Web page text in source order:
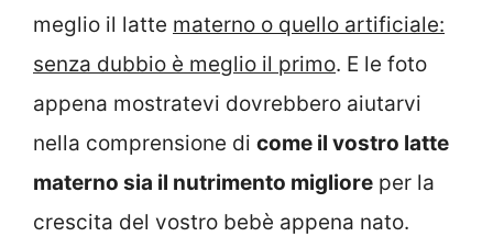
meglio il latte materno o quello artificiale:
senza dubbio è meglio il primo. E le foto
appena mostratevi dovrebbero aiutarvi
nella comprensione di come il vostro latte
materno sia il nutrimento migliore per la
crescita del vostro bebè appena nato.